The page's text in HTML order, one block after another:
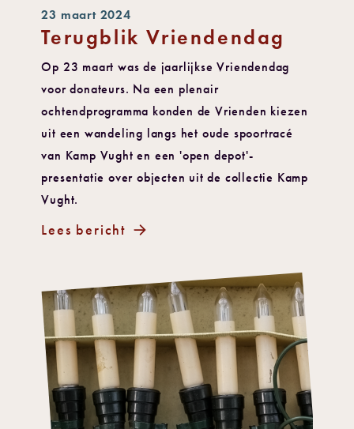
23 maart 2024
Terugblik Vriendendag
Op 23 maart was de jaarlijkse Vriendendag
voor donateurs. Na een plenair
ochtendprogramma konden de Vrienden kiezen
uit een wandeling langs het oude spoortracé
van Kamp Vught en een 'open depot'-
presentatie over objecten uit de collectie Kamp
Vught.
Lees bericht